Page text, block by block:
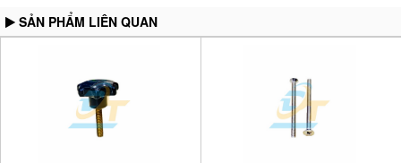
SẢN PHẨM LIÊN QUAN